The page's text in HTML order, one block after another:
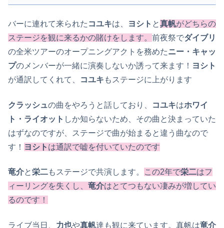
バーに連れて来られた コユキは、 ヨシト と真帆がどちらの
ステージを観に来るかの賭けをします。 前夜祭でダイブリ
の全米ツアーのオープニングアクトを務めたニー・キャッ
プのメンバーが一緒に演奏しないか誘って来ます！ ヨシト
が通訳してくれて、
コユキ もステージに上がります
クラッシュの曲をやろうと話しており、 コユキはホワイ
ト・ライオット しか知らないため、その曲と決まっていた
はずなのですが、ステージで曲が始まると違う曲なので
す！ ヨシト は通訳で嘘を付いていたのです
竜介と栄二もステージで共演します。 この2年で栄二はフ
ィーリングを失くし、 竜介はとてつもない凄みが増してい
るのです！
ライブ当日、 力也や真帆達も観に来ています。真帆は竜介